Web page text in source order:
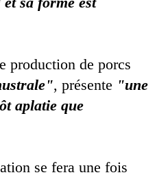
production de porcs
, présente "une
aplatie que
se fera une fois